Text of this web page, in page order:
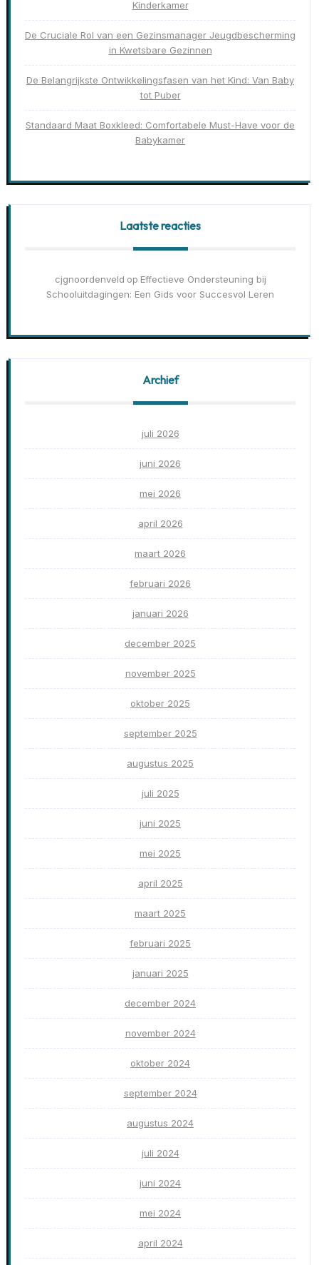
Kinderkamer
De Cruciale Rol van een Gezinsmanager Jeugdbescherming
in Kwetsbare Gezinnen
De Belangrijkste Ontwikkelingsfasen van het Kind: Van Baby
tot Puber
Standaard Maat Boxkleed: Comfortabele Must-Have voor de
Babykamer
Laatste reacties
cjgnoordenveld op Effectieve Ondersteuning bij
Schooluitdagingen: Een Gids voor Succesvol Leren
Archief
juli 2026
juni 2026
mei 2026
april 2026
maart 2026
februari 2026
januari 2026
december 2025
november 2025
oktober 2025
september 2025
augustus 2025
juli 2025
juni 2025
mei 2025
april 2025
maart 2025
februari 2025
januari 2025
december 2024
november 2024
oktober 2024
september 2024
augustus 2024
juli 2024
juni 2024
mei 2024
april 2024